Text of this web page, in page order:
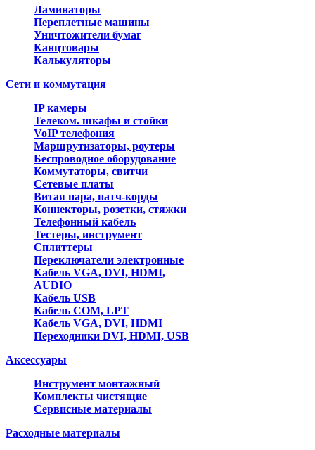
Ламинаторы
Переплетные машины
Уничтожители бумаг
Канцтовары
Калькуляторы
Сети и коммутация
IP камеры
Телеком. шкафы и стойки
VoIP телефония
Маршрутизаторы, роутеры
Беспроводное оборудование
Коммутаторы, свитчи
Сетевые платы
Витая пара, патч-корды
Коннекторы, розетки, стяжки
Телефонный кабель
Тестеры, инструмент
Сплиттеры
Переключатели электронные
Кабель VGA, DVI, HDMI,
AUDIO
Кабель USB
Кабель COM, LPT
Кабель VGA, DVI, HDMI
Переходники DVI, HDMI, USB
Аксессуары
Инструмент монтажный
Комплекты чистящие
Сервисные материалы
Расходные материалы